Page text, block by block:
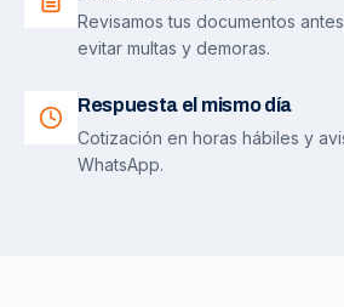
Revisamos tus documentos
evitar multas y demoras.
Respuesta el mismo día
Cotización en horas hábiles y
WhatsApp.